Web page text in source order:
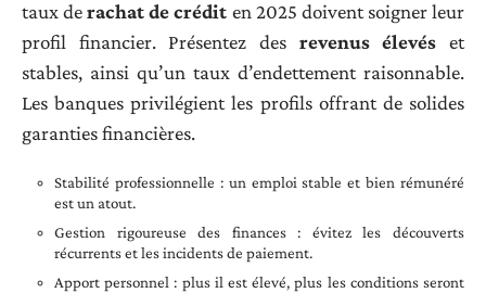
taux derachat de crédit en 2025 doivent soigner leur
profil financier. Présentez des revenus élevés et
stables, ainsi qu’un taux d’endettement raisonnable.
Les banques privilégient les profils offrant de solides
garanties financières.
Stabilité professionnelle : un emploi stable et bien rémunéré
est un atout.
Gestion rigoureuse des finances : évitez les découverts
récurrents et les incidents de paiement.
Apport personnel : plus il est élevé, plus les conditions seront